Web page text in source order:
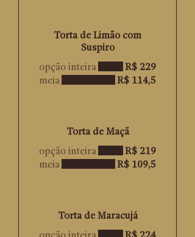
Torta de Limão com
Suspiro
opção inteira
R$ 229
meia
R$ 114,5
Torta de Maçã
opção inteira
R$ 219
meia
R$ 109,5
Torta de Maracujá